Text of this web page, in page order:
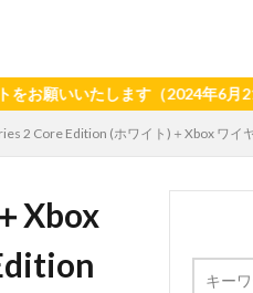
たします（2024年6月21日以降
2 Core Edition (ホワイト)＋Xbox ワイ
Xbox